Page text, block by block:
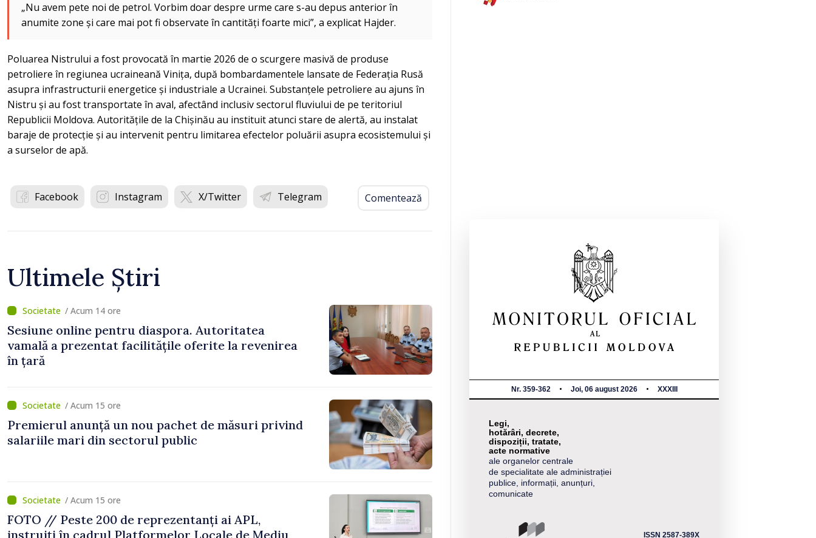
„Nu avem pete noi de petrol. Vorbim doar despre urme care s-au depus anterior în
anumite zone și care mai pot fi observate în cantități foarte mici”, a explicat Hajder.
Poluarea Nistrului a fost provocată în martie 2026 de o scurgere masivă de produse
petroliere în regiunea ucraineană Vinița, după bombardamentele lansate de Federația Rusă
asupra infrastructurii energetice și industriale a Ucrainei. Substanțele petroliere au ajuns în
Nistru și au fost transportate în aval, afectând inclusiv sectorul fluviului de pe teritoriul
Republicii Moldova. Autoritățile de la Chișinău au instituit atunci stare de alertă, au instalat
baraje de protecție și au intervenit pentru limitarea efectelor poluării asupra ecosistemului și
a surselor de apă.
Facebook Instagram X/Twitter Telegram Comentează
Ultimele Știri
/ Acum 14 ore
Sesiune online pentru diaspora. Autoritatea
vamală a prezentat facilitățile oferite la revenirea
în țară
/ Acum 15 ore
Premierul anunță un nou pachet de măsuri privind
salariile mari din sectorul public
/ Acum 15 ore
FOTO // Peste 200 de reprezentanți ai APL,
instruiți în cadrul Platformelor Locale de Mediu
Nr. 359-362 Joi, 06 august 2026 XXXIII
Legi,
hotărâri, decrete,
dispoziții, tratate,
acte normative
ale organelor centrale
de specialitate ale administrației
publice, informații, anunțuri,
comunicate
ISSN 2587-389X